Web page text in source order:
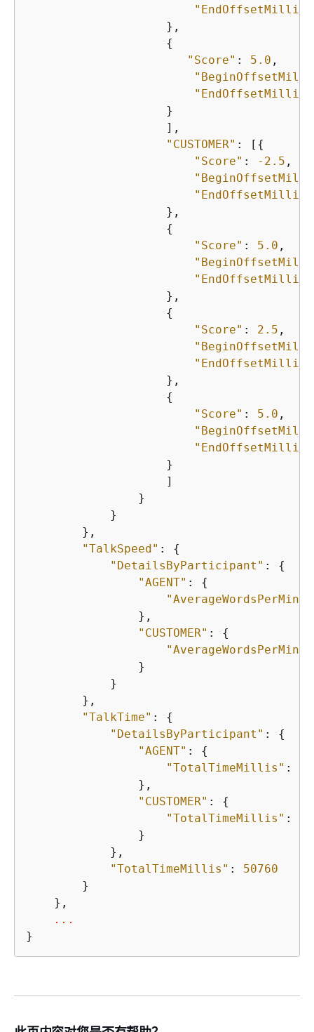
"EndOffsetMillis"
                    },
{
"Score" : 5.0 ,
"EndOffsetMillis"
                    }
                    ],
"CUSTOMER" : [ {
"Score" : -2.5 ,
"EndOffsetMillis"
                    },
{
"Score" : 5.0 ,
"EndOffsetMillis"
                    },
{
"Score" : 2.5 ,
"EndOffsetMillis"
                    },
{
"Score" : 5.0 ,
"EndOffsetMillis"
                    }
                    ]
                }
            }
        },
"TalkSpeed" : {
"DetailsByParticipant" : {
"AGENT" : {
                },
"CUSTOMER" : {
                }
            }
        },
"TalkTime" : {
"DetailsByParticipant" : {
"AGENT" : {
"TotalTimeMillis" :
                },
"CUSTOMER" : {
"TotalTimeMillis" :
                }
            },
"TotalTimeMillis" : 50760
        }
    },
...
}